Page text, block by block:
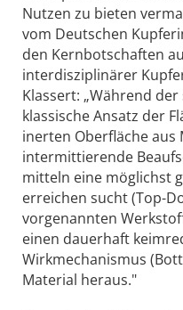
Nutzen zu bieten
vom Deutschen
den Kernbotschaften
interdisziplinärer
Klassert: „Während
klassische Ansatz der
inerten Ober­fläche
intermittierende
mitteln eine möglichst
erreichen sucht (Top-
vorgenannten
einen dauerhaft
Wirkmechanismus
Material heraus."